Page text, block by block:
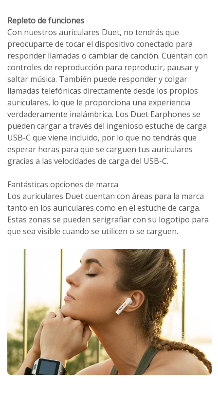
Repleto de funciones
Con nuestros auriculares Duet, no tendrás que
preocuparte de tocar el dispositivo conectado para
responder llamadas o cambiar de canción. Cuentan con
controles de reproducción para reproducir, pausar y
saltar música. También puede responder y colgar
llamadas telefónicas directamente desde los propios
auriculares, lo que le proporciona una experiencia
verdaderamente inalámbrica. Los Duet Earphones se
pueden cargar a través del ingenioso estuche de carga
USB-C que viene incluido, por lo que no tendrás que
esperar horas para que se carguen tus auriculares
gracias a las velocidades de carga del USB-C.
Fantásticas opciones de marca
Los auriculares Duet cuentan con áreas para la marca
tanto en los auriculares como en el estuche de carga.
Estas zonas se pueden serigrafiar con su logotipo para
que sea visible cuando se utilicen o se carguen.